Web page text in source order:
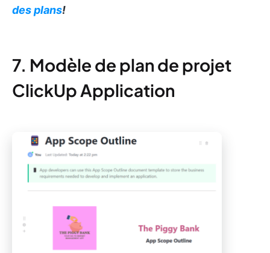
des plans!
7. Modèle de plan de projet
ClickUp Application